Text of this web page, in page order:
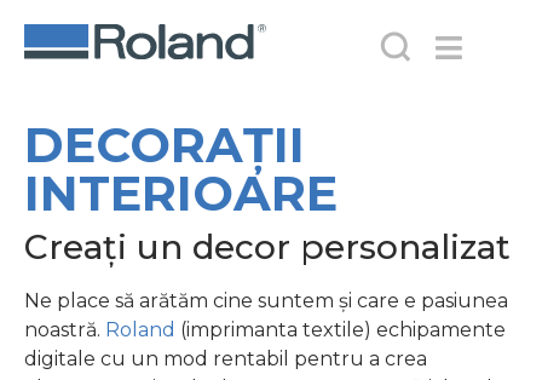
DECORAȚII
INTERIOARE
Creați un decor personalizat
Ne place să arătăm cine suntem și care e pasiunea
noastră. Roland (imprimanta textile) echipamente
digitale cu un mod rentabil pentru a crea